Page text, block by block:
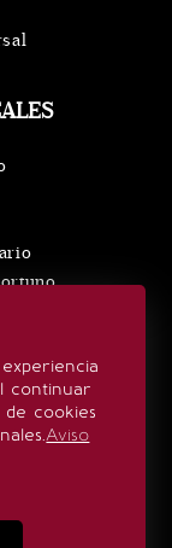
continuar
de cookies
Aviso